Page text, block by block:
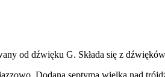
od dźwięku G. Składa się z
Dodana septyma wielka nad